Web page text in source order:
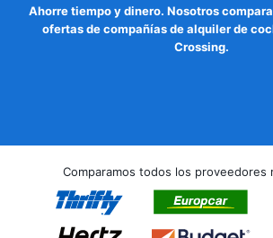
Ahorre tiempo y dinero. Nosotros
ofertas de compañías de alquiler de
Crossing.
Comparamos todos los proveedores